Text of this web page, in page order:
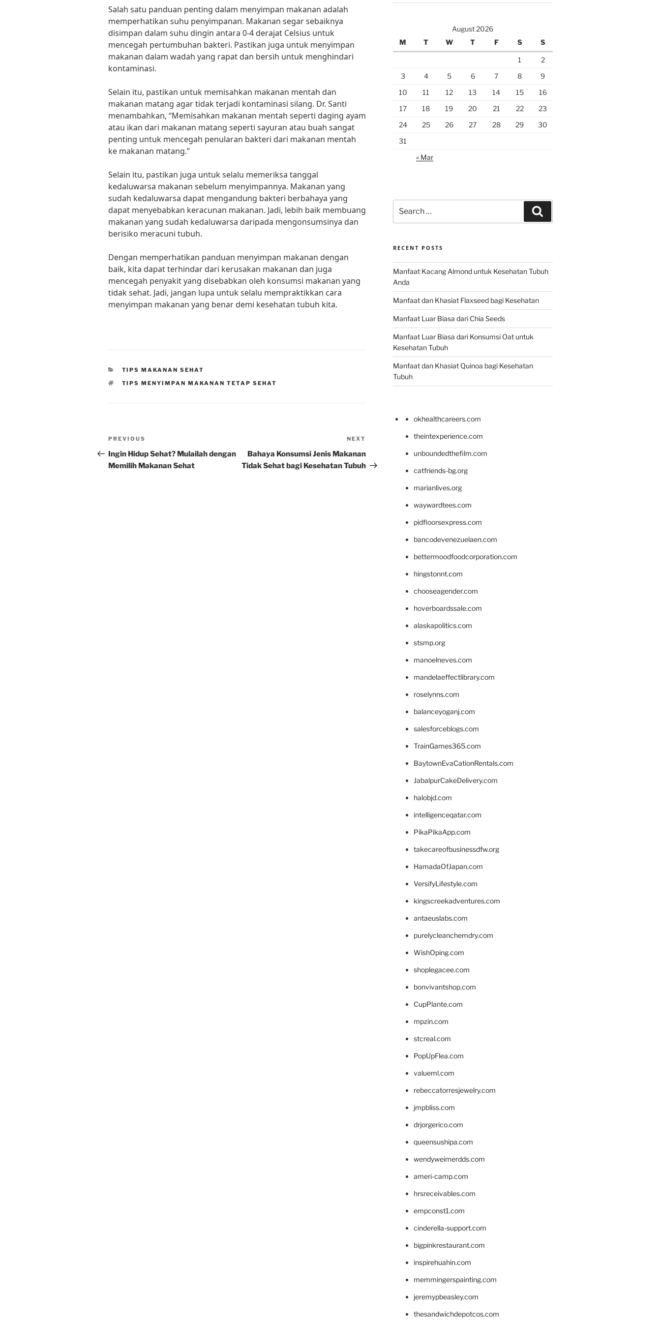
Salah satu panduan penting dalam menyimpan makanan adalah
memperhatikan suhu penyimpanan. Makanan segar sebaiknya
disimpan dalam suhu dingin antara 0-4 derajat Celsius untuk
mencegah pertumbuhan bakteri. Pastikan juga untuk menyimpan
makanan dalam wadah yang rapat dan bersih untuk menghindari
kontaminasi.
Selain itu, pastikan untuk memisahkan makanan mentah dan
makanan matang agar tidak terjadi kontaminasi silang. Dr. Santi
menambahkan, “Memisahkan makanan mentah seperti daging ayam
atau ikan dari makanan matang seperti sayuran atau buah sangat
penting untuk mencegah penularan bakteri dari makanan mentah
ke makanan matang.”
Selain itu, pastikan juga untuk selalu memeriksa tanggal
kedaluwarsa makanan sebelum menyimpannya. Makanan yang
sudah kedaluwarsa dapat mengandung bakteri berbahaya yang
dapat menyebabkan keracunan makanan. Jadi, lebih baik membuang
makanan yang sudah kedaluwarsa daripada mengonsumsinya dan
berisiko meracuni tubuh.
Dengan memperhatikan panduan menyimpan makanan dengan
baik, kita dapat terhindar dari kerusakan makanan dan juga
mencegah penyakit yang disebabkan oleh konsumsi makanan yang
tidak sehat. Jadi, jangan lupa untuk selalu mempraktikkan cara
menyimpan makanan yang benar demi kesehatan tubuh kita.
CATEGORIES
TIPS MAKANAN SEHAT
TAGS
TIPS MENYIMPAN MAKANAN TETAP SEHAT
Post
navigation
Previous
Post
PREVIOUS
Ingin Hidup Sehat? Mulailah dengan
Memilih Makanan Sehat
Post
NEXT
Bahaya Konsumsi Jenis Makanan
Tidak Sehat bagi Kesehatan Tubuh
August 2026
M
T W T F S S
1
2
3
4 5 6 7 8
9
10
11 12 13 14 15
16
17
18 19 20 21 22
23
24
25 26 27 28 29
30
31
« Mar
for:
RECENT POSTS
Manfaat Kacang Almond untuk Kesehatan Tubuh
Anda
Manfaat dan Khasiat Flaxseed bagi Kesehatan
Manfaat Luar Biasa dari Chia Seeds
Manfaat Luar Biasa dari Konsumsi Oat untuk
Kesehatan Tubuh
Manfaat dan Khasiat Quinoa bagi Kesehatan
Tubuh
okhealthcareers.com
theintexperience.com
unboundedthefilm.com
catfriends-bg.org
marianlives.org
waywardtees.com
pidfloorsexpress.com
bancodevenezuelaen.com
bettermoodfoodcorporation.com
hingstonnt.com
chooseagender.com
hoverboardssale.com
alaskapolitics.com
stsmp.org
manoelneves.com
mandelaeffectlibrary.com
roselynns.com
balanceyoganj.com
salesforceblogs.com
TrainGames365.com
BaytownEvaCationRentals.com
JabalpurCakeDelivery.com
halobjd.com
intelligenceqatar.com
PikaPikaApp.com
takecareofbusinessdfw.org
HamadaOfJapan.com
VersifyLifestyle.com
kingscreekadventures.com
antaeuslabs.com
purelycleanchemdry.com
WishOping.com
shoplegacee.com
bonvivantshop.com
CupPlante.com
mpzin.com
stcreal.com
PopUpFlea.com
valueml.com
rebeccatorresjewelry.com
jmpbliss.com
drjorgerico.com
queensushipa.com
wendyweimerdds.com
ameri-camp.com
hrsreceivables.com
empconst1.com
cinderella-support.com
bigpinkrestaurant.com
inspirehuahin.com
memmingerspainting.com
jeremypbeasley.com
thesandwichdepotcos.com